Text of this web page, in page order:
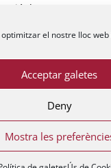
el nostre lloc
Acceptar galetes
Deny
Mostra les
d’Esparreguera,